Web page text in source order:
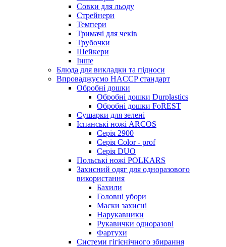
Совки для льоду
Стрейнери
Темпери
Тримачі для чеків
Трубочки
Шейкери
Інше
Блюда для викладки та підноси
Впроваджуємо HACCP стандарт
Обробні дошки
Обробні дошки Durplastics
Обробні дошки FoREST
Сушарки для зелені
Іспанські ножі ARCOS
Серія 2900
Серія Color - prof
Серія DUO
Польські ножі POLKARS
Захисний одяг для одноразового
використання
Бахили
Головні убори
Маски захисні
Нарукавники
Рукавички одноразові
Фартухи
Системи гігієнічного збирання